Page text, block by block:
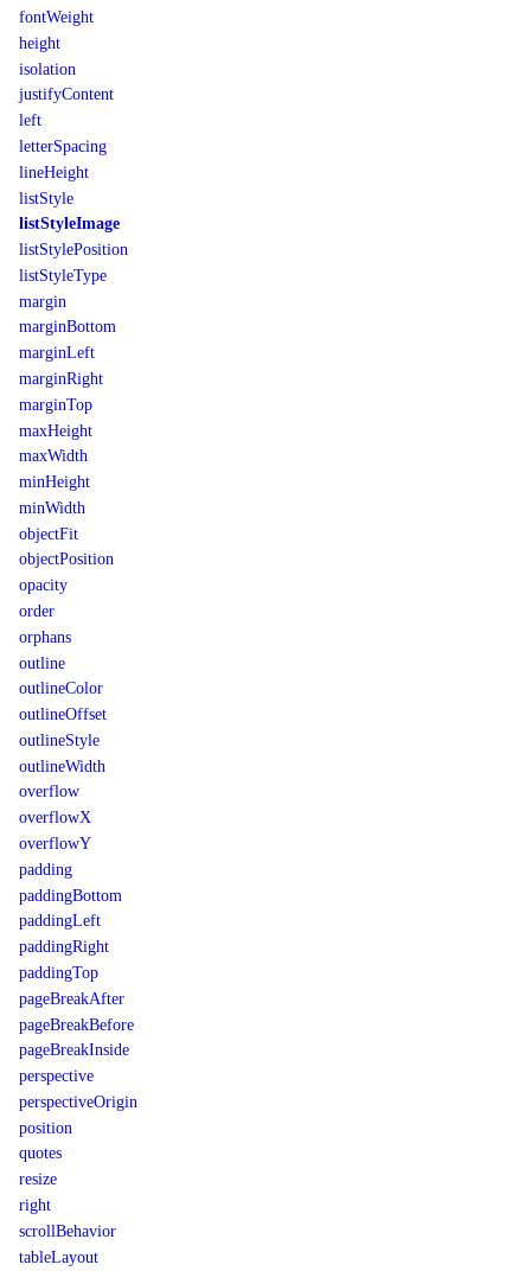
fontWeight
height
isolation
justifyContent
left
letterSpacing
lineHeight
listStyle
listStyleImage
listStylePosition
listStyleType
margin
marginBottom
marginLeft
marginRight
marginTop
maxHeight
maxWidth
minHeight
minWidth
objectFit
objectPosition
opacity
order
orphans
outline
outlineColor
outlineOffset
outlineStyle
outlineWidth
overflow
overflowX
overflowY
padding
paddingBottom
paddingLeft
paddingRight
paddingTop
pageBreakAfter
pageBreakBefore
pageBreakInside
perspective
perspectiveOrigin
position
quotes
resize
right
scrollBehavior
tableLayout